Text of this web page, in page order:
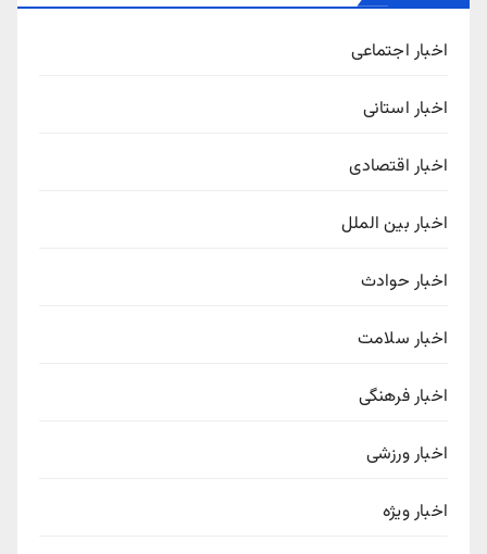
اخبار اجتماعی
اخبار استانی
اخبار اقتصادی
اخبار بین الملل
اخبار حوادث
اخبار سلامت
اخبار فرهنگی
اخبار ورزشی
اخبار ویژه